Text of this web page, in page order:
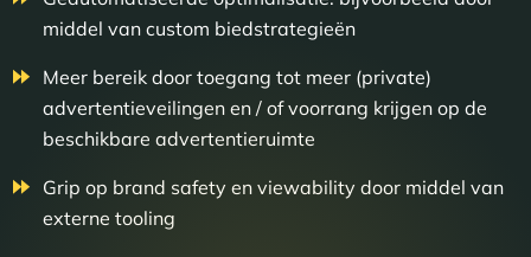
middel van custom biedstrategieën
Meer bereik door toegang tot meer (private)
advertentieveilingen en / of voorrang krijgen op de
beschikbare advertentieruimte
Grip op brand safety en viewability door middel van
externe tooling